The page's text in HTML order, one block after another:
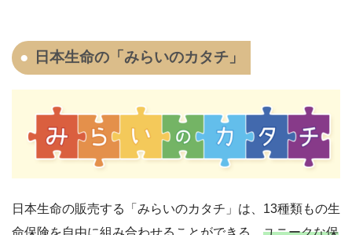
日本生命の「みらいのカタチ」
日本生命の販売する「みらいのカタチ」は、13種類もの生